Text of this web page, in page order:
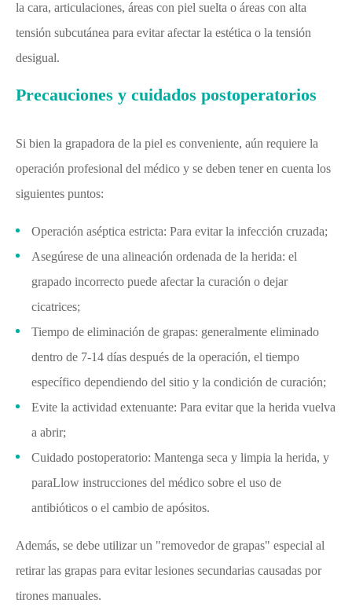
la cara, articulaciones, áreas con piel suelta o áreas con alta
tensión subcutánea para evitar afectar la estética o la tensión
desigual.
Precauciones y cuidados postoperatorios
Si bien la grapadora de la piel es conveniente, aún requiere la
operación profesional del médico y se deben tener en cuenta los
siguientes puntos:
Operación aséptica estricta: Para evitar la infección cruzada;
Asegúrese de una alineación ordenada de la herida: el
grapado incorrecto puede afectar la curación o dejar
cicatrices;
Tiempo de eliminación de grapas: generalmente eliminado
dentro de 7-14 días después de la operación, el tiempo
específico dependiendo del sitio y la condición de curación;
Evite la actividad extenuante: Para evitar que la herida vuelva
a abrir;
Cuidado postoperatorio: Mantenga seca y limpia la herida, y
paraLlow instrucciones del médico sobre el uso de
antibióticos o el cambio de apósitos.
Además, se debe utilizar un "removedor de grapas" especial al
retirar las grapas para evitar lesiones secundarias causadas por
tirones manuales.